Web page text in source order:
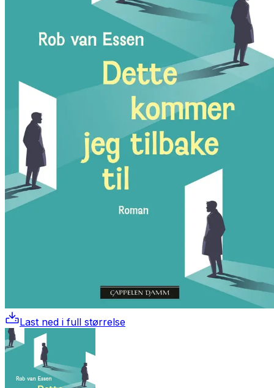
Last ned i full størrelse